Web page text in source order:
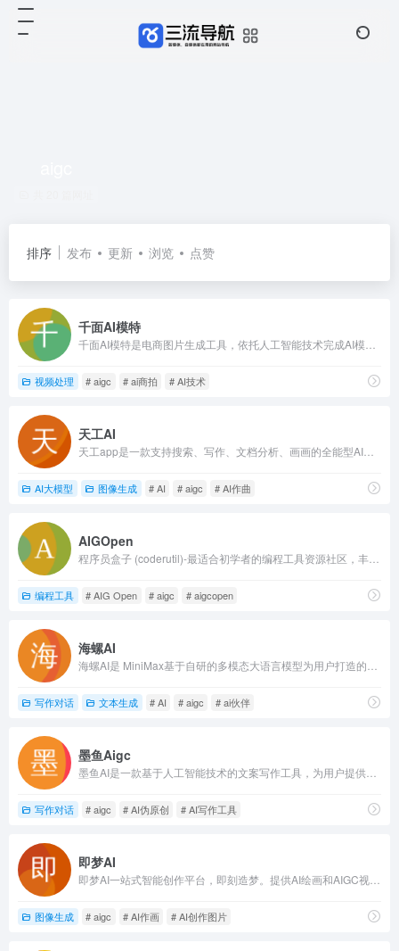
排序 发布 更新 浏览 点赞
千面AI模特
视频处理 # aigc # ai商拍 # AI技术
天工AI
AI大模型 图像生成 # AI # aigc # AI作曲
AIGOpen
编程工具 # AIG Open # aigc # aigcopen
海螺AI
写作对话 文本生成 # AI # aigc # ai伙伴
墨鱼Aigc
写作对话 # aigc # AI伪原创 # AI写作工具
即梦AI
图像生成 # aigc # AI作画 # AI创作图片